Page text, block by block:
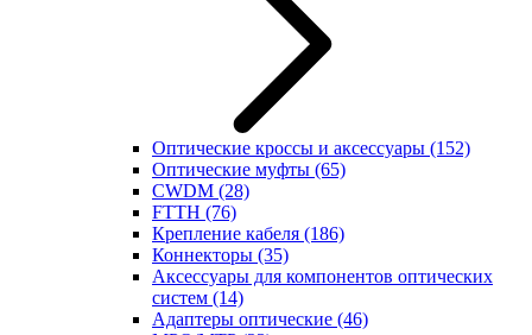
Оптические кроссы и аксессуары (152)
Оптические муфты (65)
CWDM (28)
FTTH (76)
Крепление кабеля (186)
Коннекторы (35)
Аксессуары для компонентов оптических
систем (14)
Адаптеры оптические (46)